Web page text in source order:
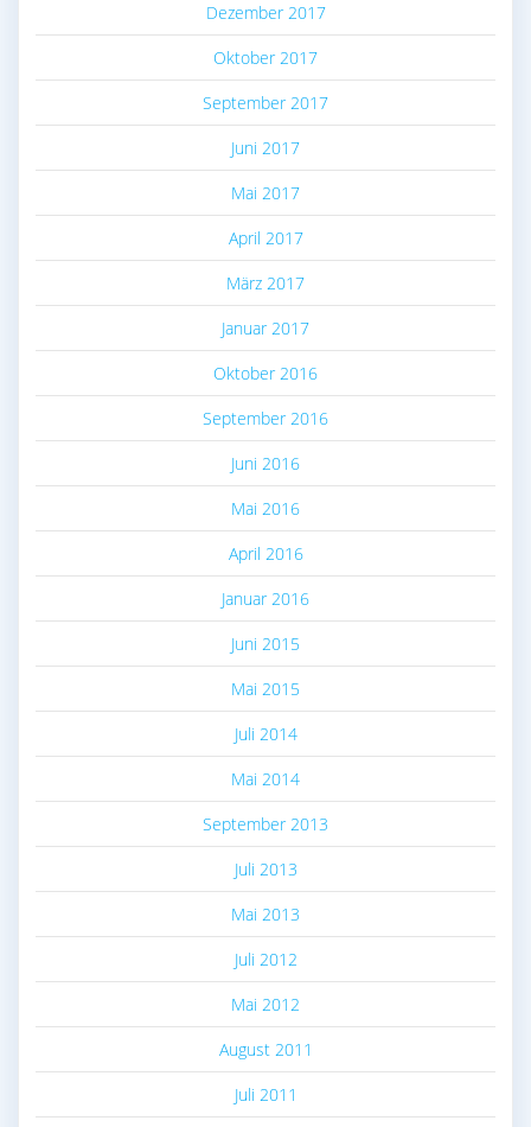
Dezember 2017
Oktober 2017
September 2017
Juni 2017
Mai 2017
April 2017
März 2017
Januar 2017
Oktober 2016
September 2016
Juni 2016
Mai 2016
April 2016
Januar 2016
Juni 2015
Mai 2015
Juli 2014
Mai 2014
September 2013
Juli 2013
Mai 2013
Juli 2012
Mai 2012
August 2011
Juli 2011